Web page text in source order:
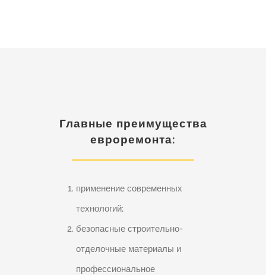
Главные преимущества
евроремонта:
применение современных
технологий;
безопасные строительно-
отделочные материалы и
профессиональное